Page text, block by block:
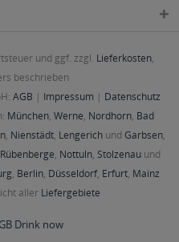
und ggf. zzgl. Lieferkosten,
beschrieben
AGB | Impressum | Datenschutz
München, Werne, Nordhorn, Bad
, Nienstädt, Lengerichund Garbsen,
, Nottuln, Stolzenau und
, Berlin, Düsseldorf, Erfurt, Mainz
aller Liefergebiete
Drink now